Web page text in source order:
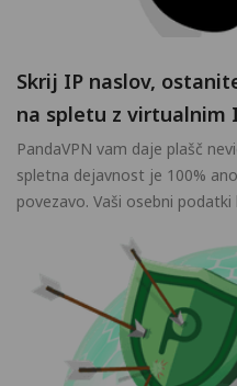
Skrij IP naslov,
na spletu z virtualnim
PandaVPN vam daje plašč
spletna dejavnost je 100%
povezavo. Vaši osebni